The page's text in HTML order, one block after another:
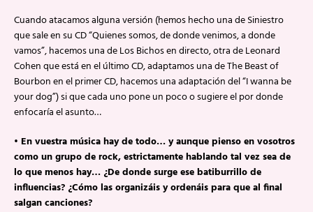
Cuando atacamos alguna versión (hemos hecho una de Siniestro
que sale en su CD “Quienes somos, de donde venimos, a donde
vamos”, hacemos una de Los Bichos en directo, otra de Leonard
Cohen que está en el último CD, adaptamos una de The Beast of
Bourbon en el primer CD, hacemos una adaptación del “I wanna be
your dog”) si que cada uno pone un poco o sugiere el por donde
enfocaría el asunto…
• En vuestra música hay de todo… y aunque pienso en vosotros
como un grupo de rock, estrictamente hablando tal vez sea de
lo que menos hay… ¿De donde surge ese batiburrillo de
influencias? ¿Cómo las organizáis y ordenáis para que al final
salgan canciones?